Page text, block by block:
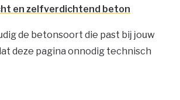
en zelfverdichtend beton
de betonsoort die past bij jouw
deze pagina onnodig technisch